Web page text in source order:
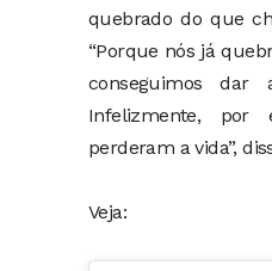
quebrado do que
“Porque nós já
conseguimos
Infelizmente, por
perderam a vida”,
Veja: